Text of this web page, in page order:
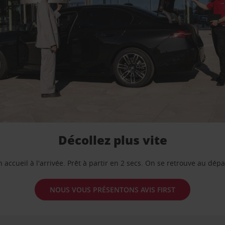
Décollez plus vite
accueil à l'arrivée. Prêt à partir en 2 secs. On se retrouve au
NOUS VOUS PRÉSENTONS AVIS FIRST